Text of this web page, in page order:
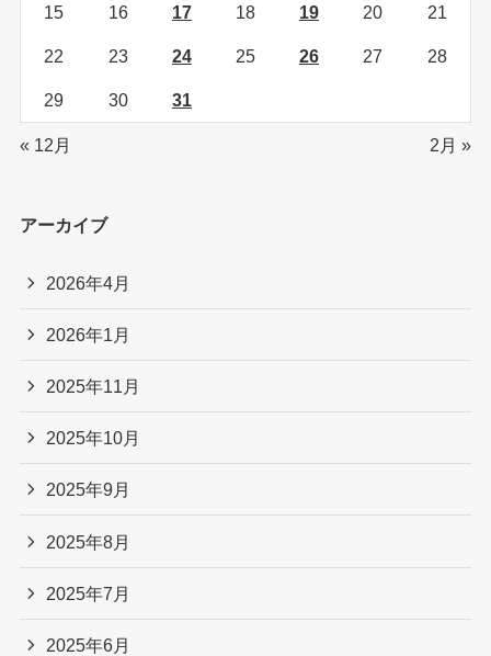
15 16 17 18 19 20 21
22 23 24 25 26 27 28
29 30 31
« 12月 2月 »
アーカイブ
2026年4月
2026年1月
2025年11月
2025年10月
2025年9月
2025年8月
2025年7月
2025年6月